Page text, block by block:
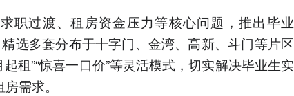
职过渡、租房资金压力等核心问题，推出毕业
选多套分布于十字门、金湾、高新、斗门等片区
租”“惊喜一口价”等灵活模式，切实解决毕业生实
需求。